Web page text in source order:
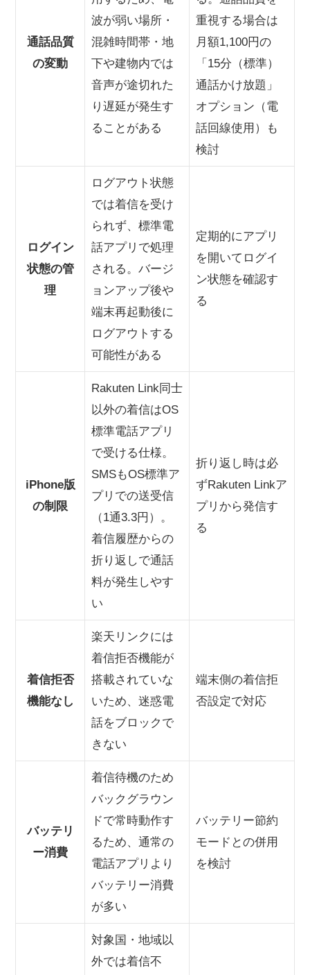
通話品質
の変動
波が弱い場所・
混雑時間帯・地
下や建物内では
音声が途切れた
り遅延が発生す
ることがある
重視する場合は
月額1,100円の
「15分（標準）
通話かけ放題」
オプション（電
話回線使用）も
検討
ログイン
状態の管
理
ログアウト状態
では着信を受け
られず、標準電
話アプリで処理
される。バージ
ョンアップ後や
端末再起動後に
ログアウトする
可能性がある
定期的にアプリ
を開いてログイ
ン状態を確認す
る
iPhone版
の制限
Rakuten Link同士
以外の着信はOS
標準電話アプリ
で受ける仕様。
SMSもOS標準ア
プリでの送受信
（1通3.3円）。
着信履歴からの
折り返しで通話
料が発生しやす
い
折り返し時は必
ずRakuten Linkア
プリから発信す
る
着信拒否
機能なし
楽天リンクには
着信拒否機能が
搭載されていな
いため、迷惑電
話をブロックで
きない
端末側の着信拒
否設定で対応
バッテリ
ー消費
着信待機のため
バックグラウン
ドで常時動作す
るため、通常の
電話アプリより
バッテリー消費
が多い
バッテリー節約
モードとの併用
を検討
対象国・地域以
外では着信不